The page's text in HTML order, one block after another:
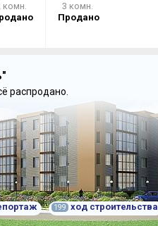
комн.
3 комн.
Продано
распродано.
199 ход строительства